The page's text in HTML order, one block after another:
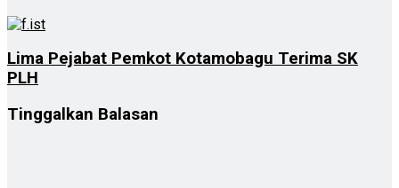
Lima Pejabat Pemkot Kotamobagu Terima SK
PLH
Tinggalkan Balasan